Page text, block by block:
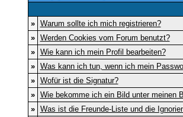
»
Warum sollte ich mich registrieren?
»
Werden Cookies vom Forum benutzt?
»
Wie kann ich mein Profil bearbeiten?
»
Was kann ich tun, wenn ich mein
»
Wofür ist die Signatur?
»
Wie bekomme ich ein Bild unter meinen
»
Was ist die Freunde-Liste und die